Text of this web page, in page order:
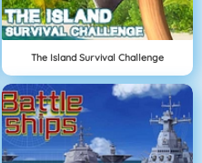
The Island Survival Challenge